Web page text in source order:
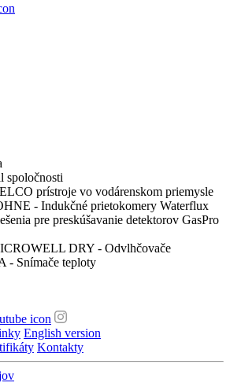
spoločnosti
prístroje vo vodárenskom priemysle
- Indukčné prietokomery Waterflux
pre preskúšavanie detektorov GasPro
DRY - Odvlhčovače
- Snímače teploty
English version
Kontakty